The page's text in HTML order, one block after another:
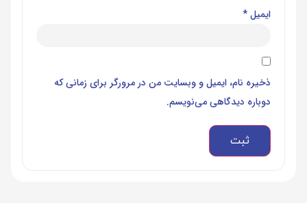
ایمیل*
ذخیره نام، ایمیل و وبسایت من در مرورگر برای زمانی که
دوباره دیدگاهی می‌نویسم.